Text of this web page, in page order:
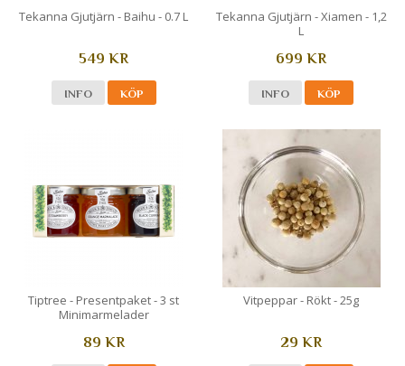
Tekanna Gjutjärn - Baihu - 0.7 L
549 KR
INFO KÖP
Tekanna Gjutjärn - Xiamen - 1,2
L
699 KR
INFO KÖP
Tiptree - Presentpaket - 3 st
Minimarmelader
89 KR
Vitpeppar - Rökt - 25g
29 KR